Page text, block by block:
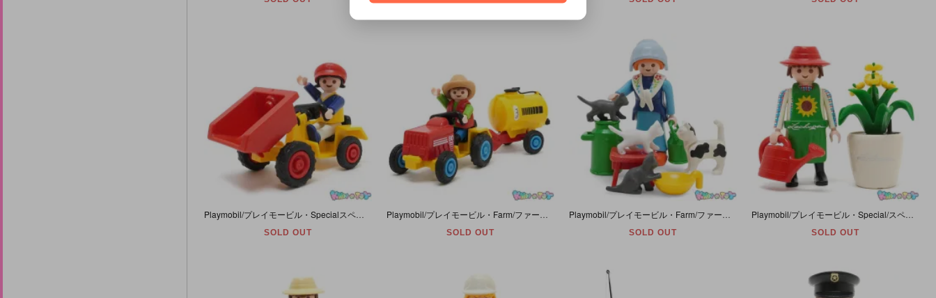
Playmobil/プレイモービル・Specialスペシャル・City Lifeシティーライフ「Child With Tipping Tractor/チャイルドウィズティッピングトラクター」#4600
SOLD OUT SOLD OUT SOLD OUT
Playmobil/プレイモービル・Special/スペシャル・City Life/シティーライフ 「Gardener/ガーデナー/庭師・Lechuza/レチューザ/プランター・園芸」 #4613
SOLD OUT